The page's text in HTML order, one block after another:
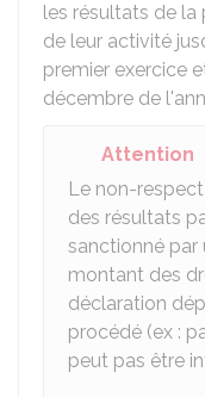
les résultats de
de leur activité
premier exercice
décembre de
Attention
Le non-
des résultats
sanctionné par
montant des
déclaration
procédé (ex :
peut pas être